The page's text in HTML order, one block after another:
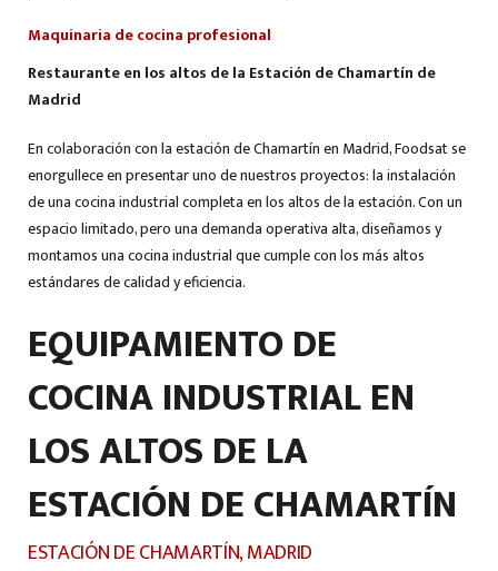
EQUIPAMIENTO DE
COCINA INDUSTRIAL EN
LOS ALTOS DE LA
ESTACIÓN DE CHAMARTÍN
ESTACIÓN DE CHAMARTÍN, MADRID
Restaurante en los altos de la Estación de Chamartín de
Madrid
En colaboración con la estación de Chamartín en Madrid, Foodsat se
enorgullece en presentar uno de nuestros proyectos: la instalación
de una cocina industrial completa en los altos de la estación. Con un
espacio limitado, pero una demanda operativa alta, diseñamos y
montamos una cocina industrial que cumple con los más altos
estándares de calidad y eficiencia.
Maquinaria de cocina profesional